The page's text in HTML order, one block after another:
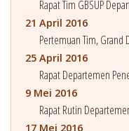
Rapat Tim GBSUP
21 April 2016
Pertemuan Tim, Grand
25 April 2016
Rapat Departemen
9 Mei 2016
Rapat Rutin
17 Mei 2016